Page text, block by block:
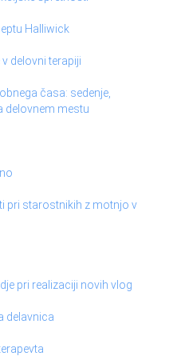
Halliwick
delovni terapiji
časa: sedenje,
delovnem mestu
pri starostnikih z motnjo v
pri realizaciji novih vlog
delavnica